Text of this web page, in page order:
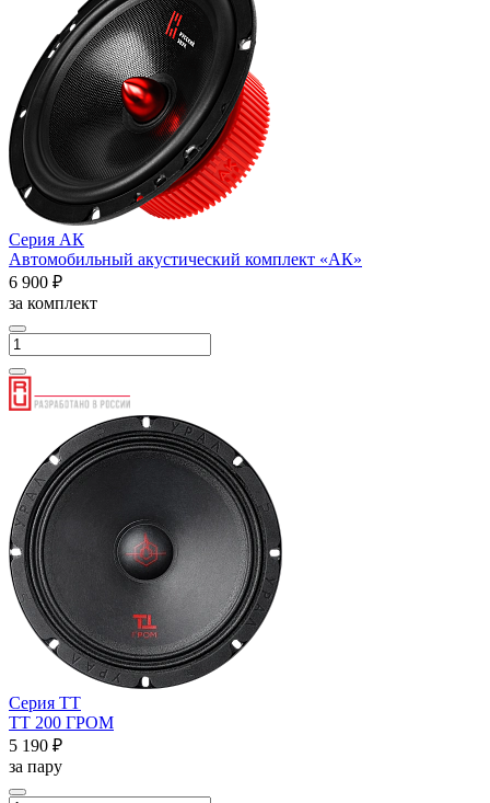
Серия АК
Автомобильный акустический комплект «АК»
6 900 ₽
за комплект
Серия ТТ
ТТ 200 ГРОМ
5 190 ₽
за пару